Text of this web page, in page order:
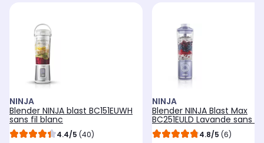
NINJA
Blender NINJA blast BC151EUWH
sans fil blanc
4.4/5 (40)
NINJA
Blender NINJA Blast Max
BC251EULD Lavande sans fil
4.8/5 (6)